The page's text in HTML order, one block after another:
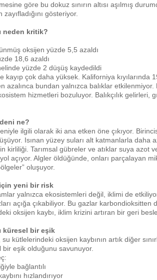
göre bu dokuz sınırın altısı aşılmış
zayıfladığını gösteriyor.
neden kritik?
oksijen yüzde 5,5 azaldı
18,6 azaldı
yüzde 2 düşüş kaydedildi
kayıp çok daha yüksek. Kaliforniya
azalınca bundan yalnızca balıklar
hizmetleri bozuluyor. Balıkçılık gelirleri,
ne?
ilgili olarak iki ana etken öne çıkıyor.
Isınan yüzey suları alt katmanlarla daha
kirliliği. Tarımsal gübreler ve atıklar suya azot
açıyor. Algler öldüğünde, onları parçalayan
oluşuyor.
yeni bir risk
yalnızca ekosistemleri değil, iklimi de
açığa çıkabiliyor. Bu gazlar karbondioksitten
oksijen kaybı, iklim krizini artıran bir geri
küresel bir eşik
su kütlelerindeki oksijen kaybının artık diğer
bir eşik olduğunu savunuyor.
bağlantılı
hızlandırıyor